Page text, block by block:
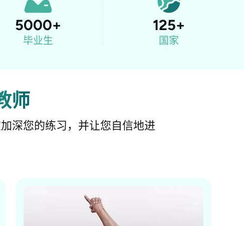
5000+
毕业生
125+
国家
师
深您的练习，并让您自信地进